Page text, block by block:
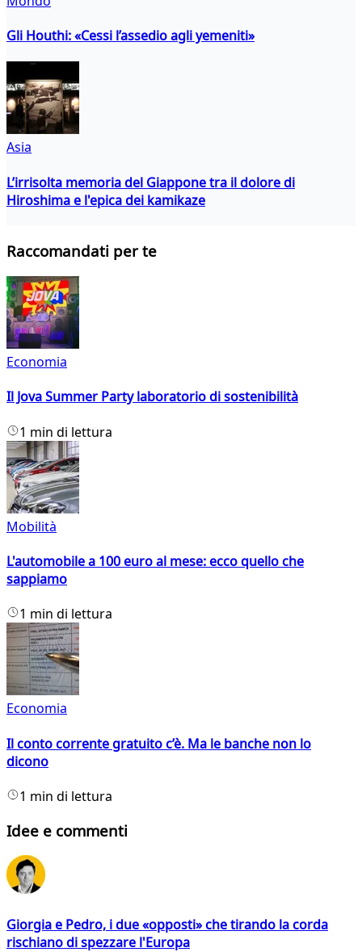
Gli Houthi: «Cessi l’assedio agli yemeniti»
Asia
L’irrisolta memoria del Giappone tra il dolore di
Hiroshima e l'epica dei kamikaze
Raccomandati per te
Economia
Il Jova Summer Party laboratorio di sostenibilità
1 min di lettura
Mobilità
L'automobile a 100 euro al mese: ecco quello che
sappiamo
1 min di lettura
Economia
Il conto corrente gratuito c’è. Ma le banche non lo
dicono
1 min di lettura
Idee e commenti
Giorgia e Pedro, i due «opposti» che tirando la corda
rischiano di spezzare l'Europa